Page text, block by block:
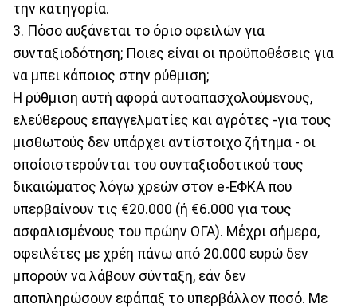
την κατηγορία.
3. Πόσο αυξάνεται το όριο οφειλών για
συνταξιοδότηση; Ποιες είναι οι προϋποθέσεις για
να μπει κάποιος στην ρύθμιση;
Η ρύθμιση αυτή αφορά αυτοαπασχολούμενους,
ελεύθερους επαγγελματίες και αγρότες -για τους
μισθωτούς δεν υπάρχει αντίστοιχο ζήτημα - οι
οποίοιστερούνται του συνταξιοδοτικού τους
δικαιώματος λόγω χρεών στον e-ΕΦΚΑ που
υπερβαίνουν τις €20.000 (ή €6.000 για τους
ασφαλισμένους του πρώην ΟΓΑ). Μέχρι σήμερα,
οφειλέτες με χρέη πάνω από 20.000 ευρώ δεν
μπορούν να λάβουν σύνταξη, εάν δεν
αποπληρώσουν εφάπαξ το υπερβάλλον ποσό. Με